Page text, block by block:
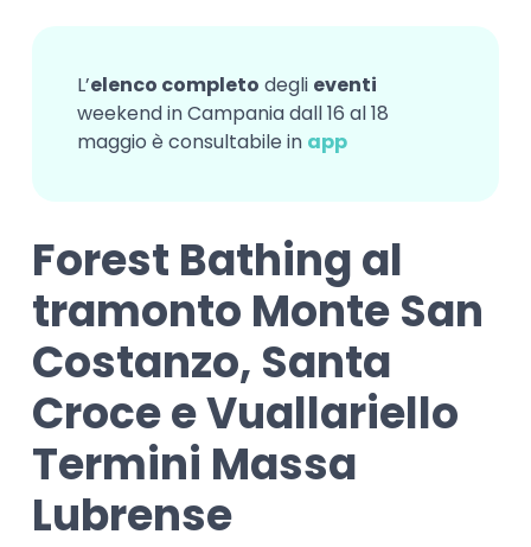
L’elenco completo degli eventi
weekend in Campania dall 16 al 18
maggio è consultabile in app
Forest Bathing al
tramonto Monte San
Costanzo, Santa
Croce e Vuallariello
Termini Massa
Lubrense